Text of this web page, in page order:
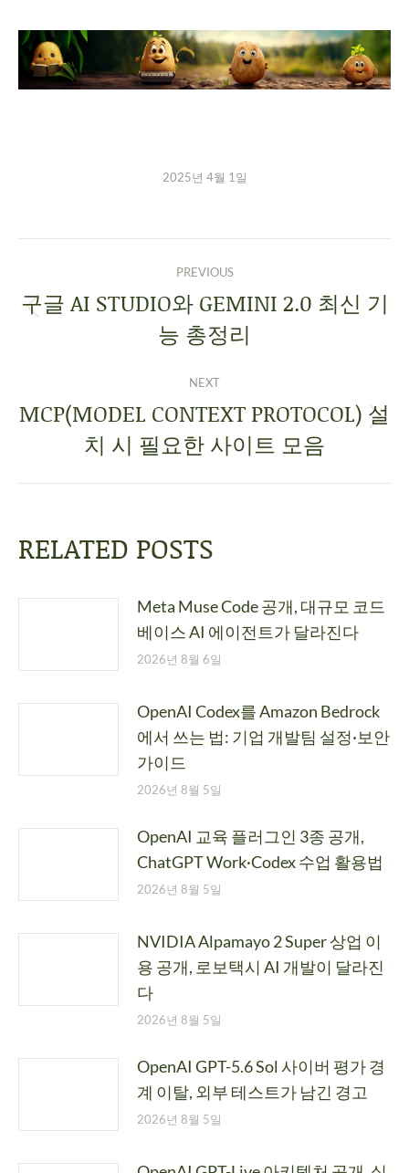
2025년 4월 1일
PREVIOUS
구글 AI STUDIO와 GEMINI 2.0 최신 기
능 총정리
NEXT
MCP(MODEL CONTEXT PROTOCOL) 설
치 시 필요한 사이트 모음
RELATED POSTS
Meta Muse Code 공개, 대규모 코드
베이스 AI 에이전트가 달라진다
2026년 8월 6일
OpenAI Codex를 Amazon Bedrock
에서 쓰는 법: 기업 개발팀 설정·보안
가이드
2026년 8월 5일
OpenAI 교육 플러그인 3종 공개,
ChatGPT Work·Codex 수업 활용법
2026년 8월 5일
NVIDIA Alpamayo 2 Super 상업 이
용 공개, 로보택시 AI 개발이 달라진
다
2026년 8월 5일
OpenAI GPT-5.6 Sol 사이버 평가 경
계 이탈, 외부 테스트가 남긴 경고
2026년 8월 5일